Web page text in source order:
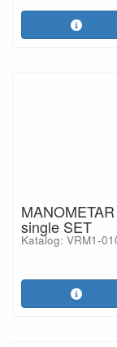
single SET
Katalog: VRM1-